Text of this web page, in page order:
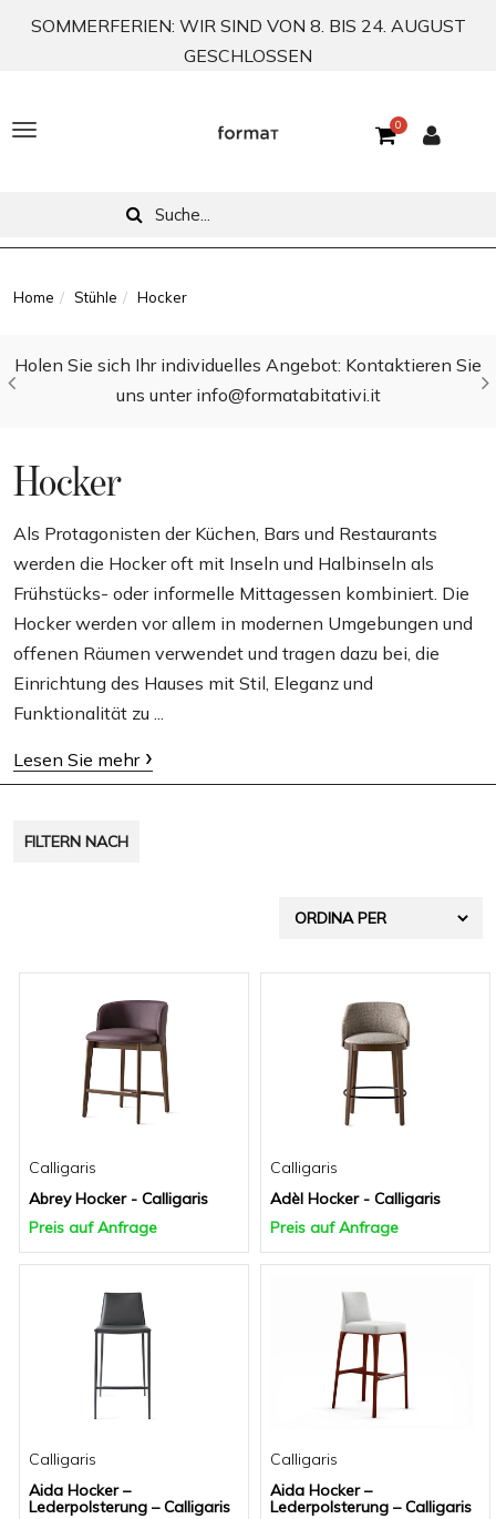
SOMMERFERIEN: WIR SIND VON 8. BIS 24. AUGUST
GESCHLOSSEN
T
g
l
n
i
g
a
t
i
o
n
0
Home Stühle Hocker
Holen Sie sich Ihr individuelles Angebot: Kontaktieren Sie
uns unter info@formatabitativi.it
Hocker
Als Protagonisten der Küchen, Bars und Restaurants
werden die Hocker oft mit Inseln und Halbinseln als
Frühstücks- oder informelle Mittagessen kombiniert. Die
Hocker werden vor allem in modernen Umgebungen und
offenen Räumen verwendet und tragen dazu bei, die
Einrichtung des Hauses mit Stil, Eleganz und
Funktionalität zu ...
Lesen Sie mehr
FILTERN NACH
Calligaris
Abrey Hocker - Calligaris
Preis auf Anfrage
Calligaris
Adèl Hocker - Calligaris
Preis auf Anfrage
Calligaris
Aida Hocker –
Lederpolsterung – Calligaris
Calligaris
Aida Hocker –
Lederpolsterung – Calligaris